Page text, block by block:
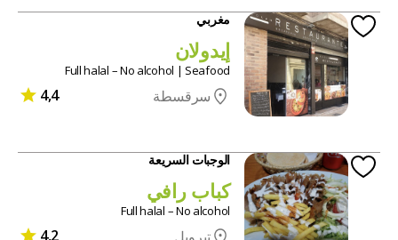
مغربي
إيدولان
Full halal – No alcohol | Seafood
سرقسطة 4,4
الوجبات السريعة
كباب رافي
Full halal – No alcohol
4,2